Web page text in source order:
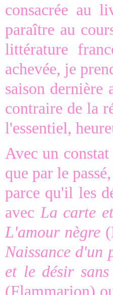
consacrée au
paraître au
littérature
achevée, je
saison dernière
contraire de la
l'essentiel,
Avec un
que par le
parce qu'il les
avecLa carte
L'amour nègre
Naissance d'un
et le désir
(Flammarion)